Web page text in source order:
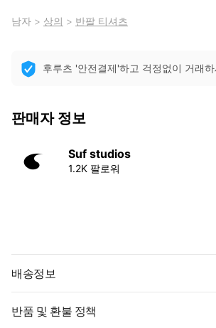
남자 > 상의 > 반팔 티셔츠
후루츠 '안전결제'하고 걱정없이 거래하
판매자 정보
Suf studios
1.2K 팔로워
배송정보
반품 및 환불 정책